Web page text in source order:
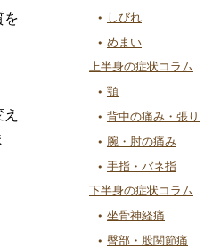
しびれ
めまい
上半身の症状コラム
顎
背中の痛み・張り
腕・肘の痛み
手指・バネ指
下半身の症状コラム
坐骨神経痛
臀部・股関節痛
を